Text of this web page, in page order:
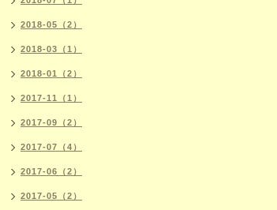
2018-05（2）
2018-03（1）
2018-01（2）
2017-11（1）
2017-09（2）
2017-07（4）
2017-06（2）
2017-05（2）